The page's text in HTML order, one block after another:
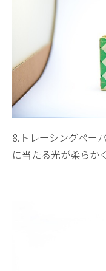
8.トレーシングペー
に当たる光が柔らか